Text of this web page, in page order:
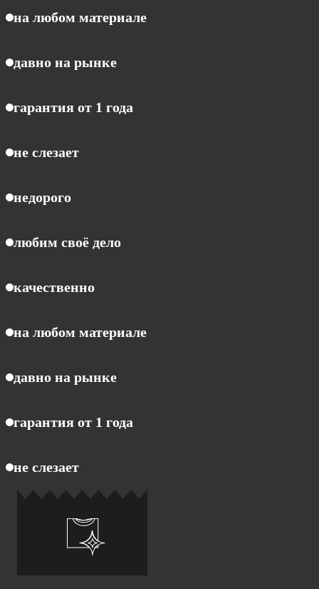
на любом материале
давно на рынке
гарантия от 1 года
не слезает
недорого
любим своё дело
качественно
на любом материале
давно на рынке
гарантия от 1 года
не слезает